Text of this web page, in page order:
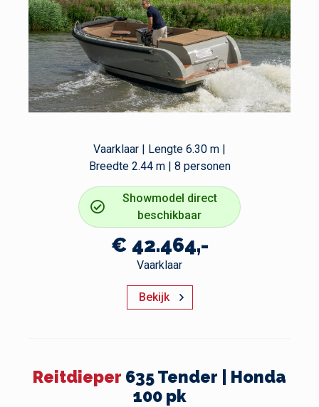
Vaarklaar | Lengte 6.30 m |
Breedte 2.44 m | 8 personen
Showmodel direct
beschikbaar
€ 42.464,-
Vaarklaar
Bekijk
Reitdieper 635 Tender | Honda
100 pk